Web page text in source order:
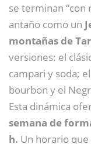
se terminan “con
antaño como un
montañas de
versiones: el
campari y soda;
bourbon y el
Esta dinámica
semana de
h. Un horario